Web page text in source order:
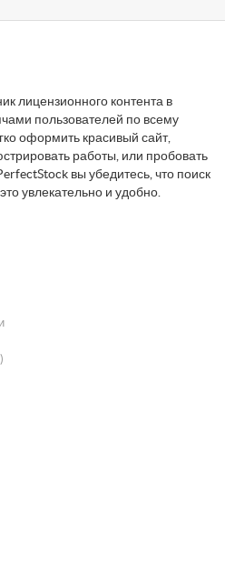
лицензионного контента в
пользователей по всему
оформить красивый сайт,
работы, или пробовать
вы убедитесь, что поиск
увлекательно и удобно.